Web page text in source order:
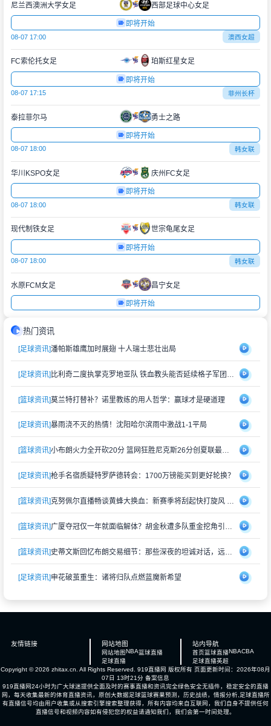
尼兰西澳洲大学女足 西部足球中心女足
即将开始
08-07 17:00 澳西女超
FC索伦托女足 珀斯红星女足
即将开始
08-07 17:15 菲州长杯
泰拉菲尔马 勇士之路
即将开始
08-07 18:00 韩女联
华川KSPO女足 庆州FC女足
即将开始
08-07 18:00 韩女联
现代制铁女足 世宗龟尾女足
即将开始
08-07 18:00 韩女联
水原FCM女足 昌宁女足
即将开始
热门资讯
[足球资讯]潘帕斯雄鹰加时展翅 十人瑞士悲壮出局
[足球资讯]
[篮球资讯]莫兰特打替补？诺里教练的用人哲学：赢球才是硬道理
[足球资讯]暴雨浇不灭的热情！沈阳哈尔滨雨中激战1-1平局
[篮球资讯] 小布朗火力全开砍20分 篮网狂胜尼克斯26分创夏联最大分差
[足球资讯]枪手名宿质疑特罗萨德转会：1700万镑能买到更好轮换？
[篮球资讯] 克努佩尔直播畅谈黄蜂大换血：新赛季将刮起快打旋风 射手群蓄势待发
[篮球资讯] 广厦夺冠仅一年就面临解体？胡金秋遭多队重金挖角引猜测
[篮球资讯] 史蒂文斯回忆布朗交易细节：那些深夜的坦诚对话，远比想象中复杂
[足球资讯]申花破茧重生：诸将归队点燃蓝魔新希望
友情链接 网站地图
网站地图 NBA篮球直播
足球直播
站内导航
首页篮球直播NBACBA
足球直播英超
Copyright © 2026 zhitax.cn. All Rights Reserved. 919直播网 版权所有 页面更新时间：2026年08月
07日 13时21分 备案信息
919直播网24小时为广大球迷提供全面及时的赛事直播和资讯完全绿色安全无插件，稳定安全的直播
网，每天收集最新的体育直播资讯，原创大数据足球篮球赛果预测，历史战绩，情报分析,足球直播所
有直播信号均由用户收集或从搜索引擎搜索整理获得，所有内容均来自互联网，我们自身不提供任何
直播信号和视频内容如有侵犯您的权益请通知我们，我们会第一时间处理。